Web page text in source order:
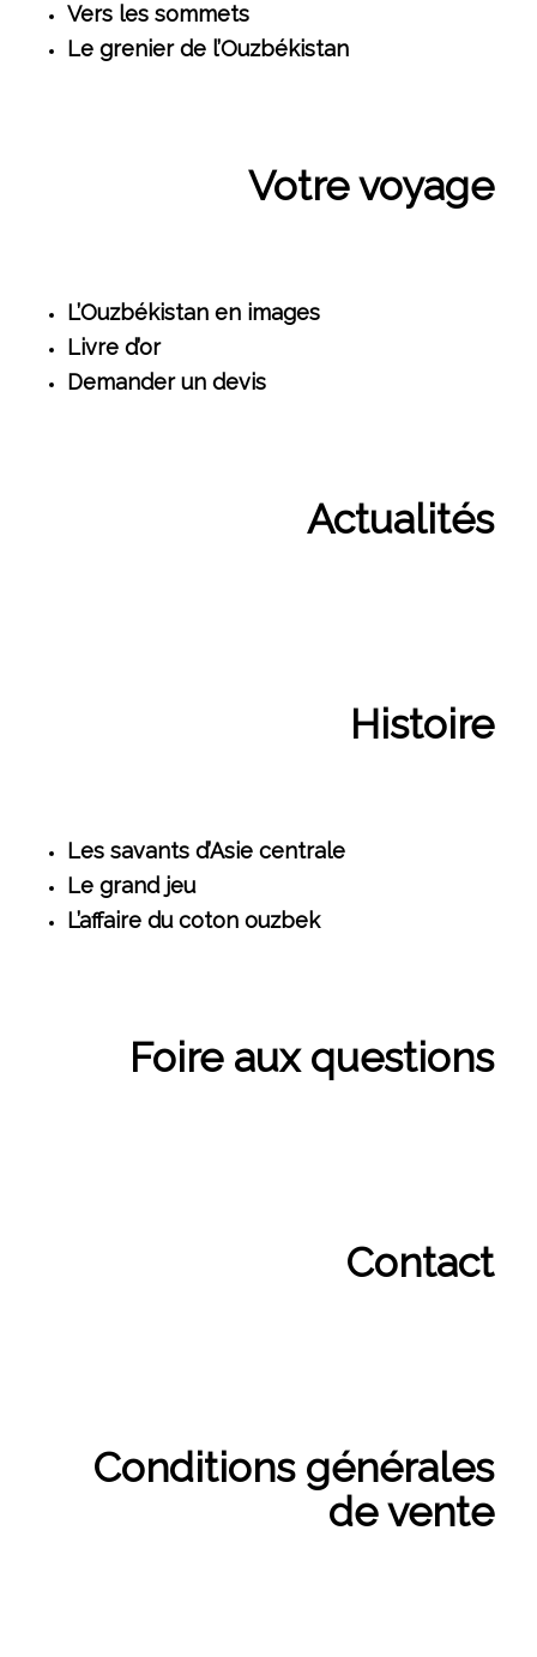
Vers les sommets
Le grenier de l’Ouzbékistan
Votre voyage
L’Ouzbékistan en images
Livre d’or
Demander un devis
Actualités
Histoire
Les savants d’Asie centrale
Le grand jeu
L’affaire du coton ouzbek
Foire aux questions
Contact
Conditions générales
de vente